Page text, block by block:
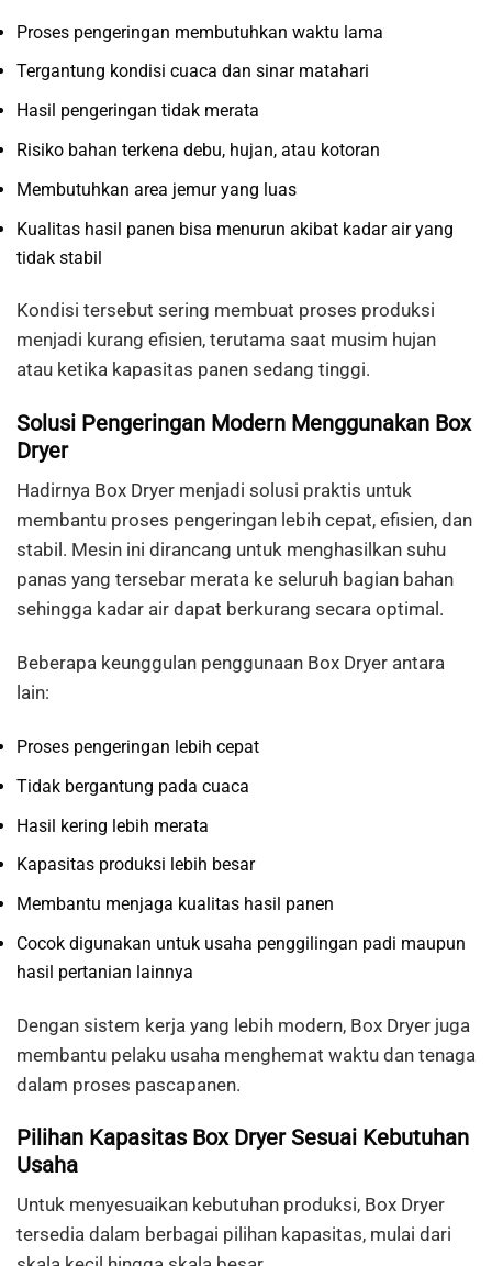
Proses pengeringan membutuhkan waktu lama
Tergantung kondisi cuaca dan sinar matahari
Hasil pengeringan tidak merata
Risiko bahan terkena debu, hujan, atau kotoran
Membutuhkan area jemur yang luas
Kualitas hasil panen bisa menurun akibat kadar air yang
tidak stabil
Kondisi tersebut sering membuat proses produksi
menjadi kurang efisien, terutama saat musim hujan
atau ketika kapasitas panen sedang tinggi.
Solusi Pengeringan Modern Menggunakan Box
Dryer
Hadirnya Box Dryer menjadi solusi praktis untuk
membantu proses pengeringan lebih cepat, efisien, dan
stabil. Mesin ini dirancang untuk menghasilkan suhu
panas yang tersebar merata ke seluruh bagian bahan
sehingga kadar air dapat berkurang secara optimal.
Beberapa keunggulan penggunaan Box Dryer antara
lain:
Proses pengeringan lebih cepat
Tidak bergantung pada cuaca
Hasil kering lebih merata
Kapasitas produksi lebih besar
Membantu menjaga kualitas hasil panen
Cocok digunakan untuk usaha penggilingan padi maupun
hasil pertanian lainnya
Dengan sistem kerja yang lebih modern, Box Dryer juga
membantu pelaku usaha menghemat waktu dan tenaga
dalam proses pascapanen.
Pilihan Kapasitas Box Dryer Sesuai Kebutuhan
Usaha
Untuk menyesuaikan kebutuhan produksi, Box Dryer
tersedia dalam berbagai pilihan kapasitas, mulai dari